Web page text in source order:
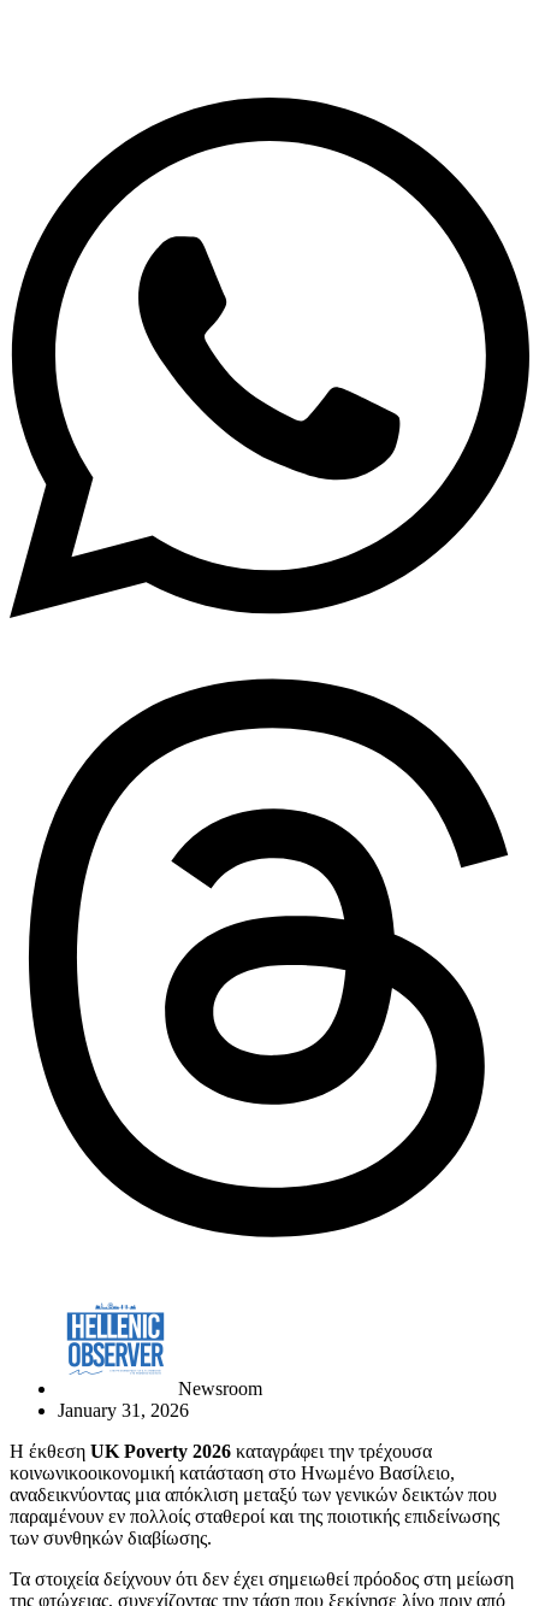
Newsroom
January 31, 2026
Η έκθεση UK Poverty 2026 καταγράφει την τρέχουσα
κοινωνικοοικονομική κατάσταση στο Ηνωμένο Βασίλειο,
αναδεικνύοντας μια απόκλιση μεταξύ των γενικών δεικτών που
παραμένουν εν πολλοίς σταθεροί και της ποιοτικής επιδείνωσης
των συνθηκών διαβίωσης.
Τα στοιχεία δείχνουν ότι δεν έχει σημειωθεί πρόοδος στη μείωση
της φτώχειας, συνεχίζοντας την τάση που ξεκίνησε λίγο πριν από